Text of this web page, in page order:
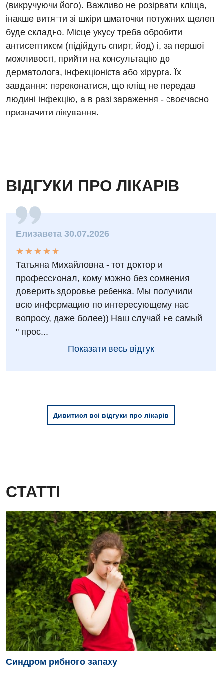
Неврологія
Нейрохірургія
Онкологічне відділлення
Оториноларингологія
Офтальмологічне відділення
Педіатричне відділення
Терапевтичне відділення
Терапія
Травматологія і ортопедія
Урологічне відділення
Урологія
Фізіотерапія
Хірургічне відділення
Дитяча гінекологія
Дитяча ортопедія і травматологія
Дитяча оториноларингологія
Дитяча офтальмологія
Дитяча урологія
Дитяча хірургія
Педіатрія
(викручуючи його). Важливо не розірвати кліща,
інакше витягти зі шкіри шматочки потужних щелеп
буде складно. Місце укусу треба обробити
антисептиком (підійдуть спирт, йод) і, за першої
можливості, прийти на консультацію до
дерматолога, інфекціоніста або хірурга. Їх
завдання: переконатися, що кліщ не передав
людині інфекцію, а в разі зараження - своєчасно
призначити лікування.
ВІДГУКИ ПРО ЛІКАРІВ
Елизавета 30.07.2026
★
★
★
★
★
★ ★ ★ ★ ★
Татьяна Михайловна - тот доктор и
профессионал, кому можно без сомнения
доверить здоровье ребенка. Мы получили
всю информацию по интересующему нас
вопросу, даже более)) Наш случай не самый
" прос...
Показати весь відгук
Дивитися всі відгуки про лікарів
СТАТТІ
Синдром рибного запаху